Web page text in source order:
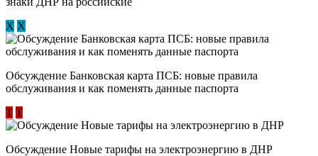
Х Х
Обсуждение ​Банковская карта ПСБ: новые правила
обслуживания и как поменять данные паспорта
Т Т
Обсуждение Новые тарифы на электроэнергию в ДНР